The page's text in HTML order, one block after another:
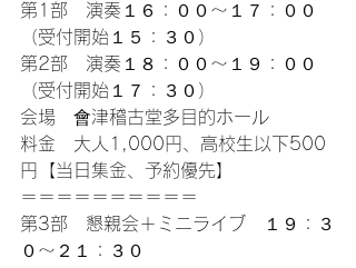
第1部　演奏１６：００～１７：００
（受付開始１５：３０）
第2部　演奏１８：００〜１９：００
（受付開始１７：３０）
会場　會津稽古堂多目的ホール
料金　大人1,000円、高校生以下500
円【当日集金、予約優先】
＝＝＝＝＝＝＝＝＝＝
第3部　懇親会＋ミニライブ　１９：３
０～２１：３０